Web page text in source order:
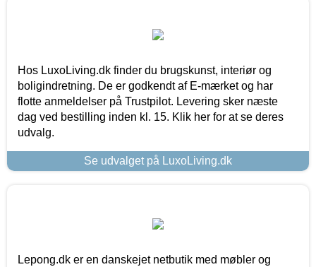
Hos LuxoLiving.dk finder du brugskunst, interiør og
boligindretning. De er godkendt af E-mærket og har
flotte anmeldelser på Trustpilot. Levering sker næste
dag ved bestilling inden kl. 15. Klik her for at se deres
udvalg.
Se udvalget på LuxoLiving.dk
Lepong.dk er en danskejet netbutik med møbler og